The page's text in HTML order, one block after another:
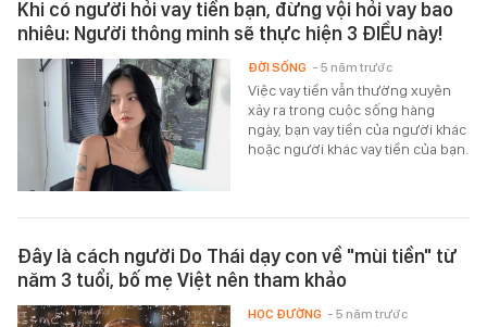
Khi có người hỏi vay tiền bạn, đừng vội hỏi vay bao
nhiêu: Người thông minh sẽ thực hiện 3 ĐIỀU này!
Việc vay tiền vẫn thường xuyên
xảy ra trong cuộc sống hàng
ngày, bạn vay tiền của người khác
hoặc người khác vay tiền của bạn.
ĐỜI SỐNG - 5 năm trước
Đây là cách người Do Thái dạy con về "mùi tiền" từ
năm 3 tuổi, bố mẹ Việt nên tham khảo
HỌC ĐƯỜNG - 5 năm trước